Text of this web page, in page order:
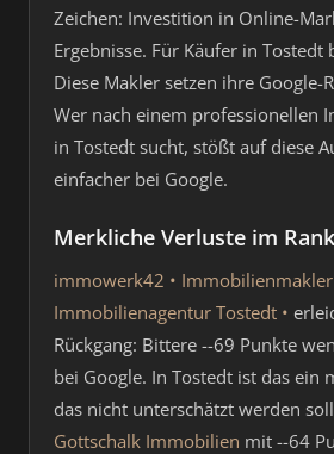
Zeichen: Investition in Online-
Ergebnisse. Für Käufer in Tostedt
Diese Makler setzen ihre Google-
Wer nach einem professionellen
in Tostedt sucht, stößt auf diese
einfacher bei Google.
Merkliche Verluste im
immowerk42 •
Immobilienagentur Tostedt •
Rückgang: Bittere --69 Punkte
bei Google. In Tostedt ist das ein
das nicht unterschätzt werden
Gottschalk Immobilien mit --64